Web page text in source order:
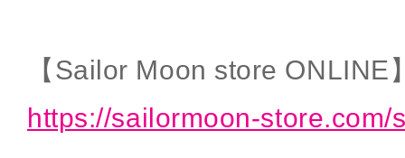
【Sailor Moon store ONLINE
https://sailormoon-store.com/